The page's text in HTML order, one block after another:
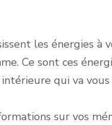
les énergies à
Ce sont ces
qui va
sur vos